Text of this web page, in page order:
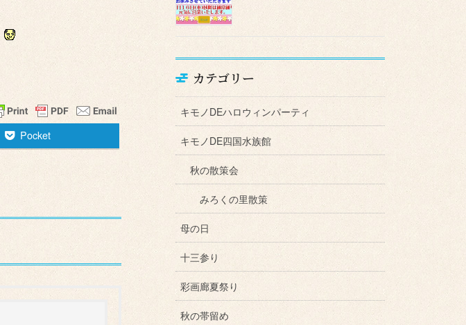
Pocket
カテゴリー
キモノDEハロウィンパーティ
キモノDE四国水族館
秋の散策会
みろくの里散策
母の日
十三参り
彩画廊夏祭り
秋の帯留め